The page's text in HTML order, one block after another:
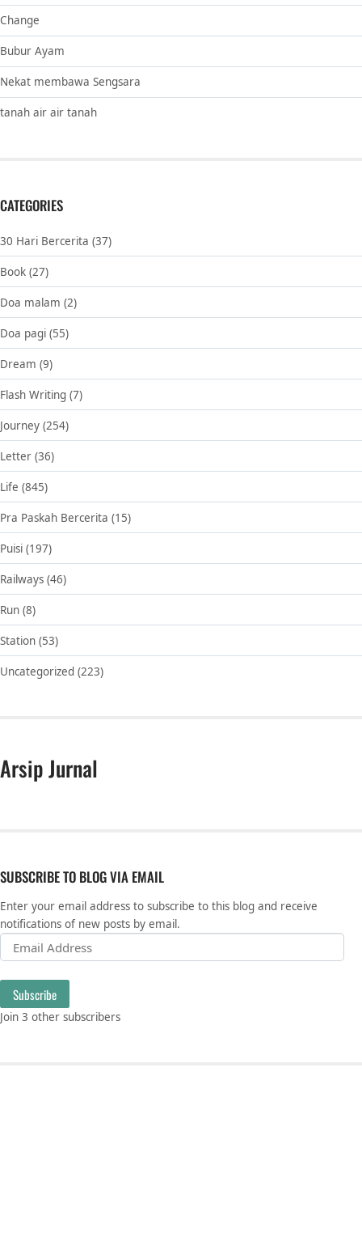
Change
Bubur Ayam
Nekat membawa Sengsara
tanah air air tanah
CATEGORIES
30 Hari Bercerita (37)
Book (27)
Doa malam (2)
Doa pagi (55)
Dream (9)
Flash Writing (7)
Journey (254)
Letter (36)
Life (845)
Pra Paskah Bercerita (15)
Puisi (197)
Railways (46)
Run (8)
Station (53)
Uncategorized (223)
Arsip Jurnal
SUBSCRIBE TO BLOG VIA EMAIL
Enter your email address to subscribe to this blog and receive
notifications of new posts by email.
Email Address
Subscribe
Join 3 other subscribers